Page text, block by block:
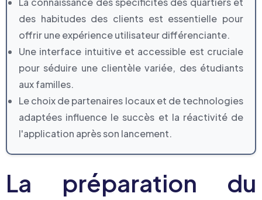
des habitudes des clients est essentielle pour
offrir une expérience utilisateur différenciante.
Une interface intuitive et accessible est cruciale
pour séduire une clientèle variée, des étudiants
aux familles.
Le choix de partenaires locaux et de technologies
adaptées influence le succès et la réactivité de
l'application après son lancement.
La préparation du